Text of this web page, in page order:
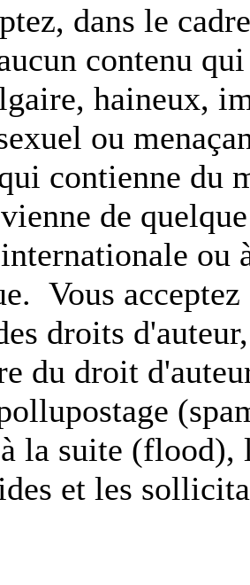
dans le
contenu
haineux,
ou
contienne du
de
ou
Vous
droits
du droit
à la suite
et les